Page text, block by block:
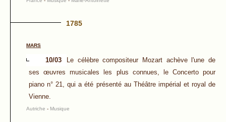
1785
MARS
10/03
Le célèbre compositeur Mozart achève l'une de
ses œuvres musicales les plus connues, le Concerto pour
piano n° 21, qui a été présenté au Théâtre impérial et royal de
Vienne.
Autriche - Musique